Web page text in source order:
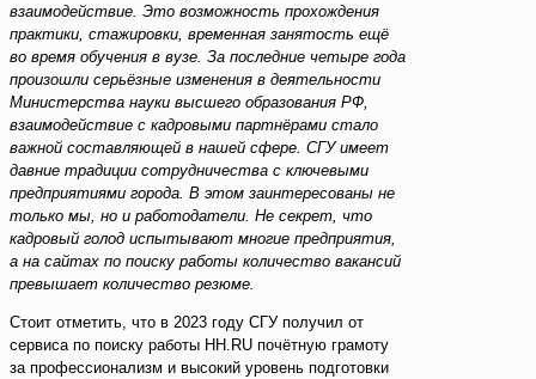
взаимодействие. Это возможность прохождения
практики, стажировки, временная занятость ещё
во время обучения в вузе. За последние четыре года
произошли серьёзные изменения в деятельности
Министерства науки высшего образования РФ,
взаимодействие с кадровыми партнёрами стало
важной составляющей в нашей сфере. СГУ имеет
давние традиции сотрудничества с ключевыми
предприятиями города. В этом заинтересованы не
только мы, но и работодатели. Не секрет, что
кадровый голод испытывают многие предприятия,
а на сайтах по поиску работы количество вакансий
превышает количество резюме.
Стоит отметить, что в 2023 году СГУ получил от
сервиса по поиску работы HH.RU почётную грамоту
за профессионализм и высокий уровень подготовки